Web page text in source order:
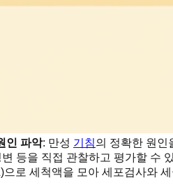
인 파악: 만성 기침의 정확한 원인
등을 직접 관찰하고 평가할 수
로 세척액을 모아 세포검사와